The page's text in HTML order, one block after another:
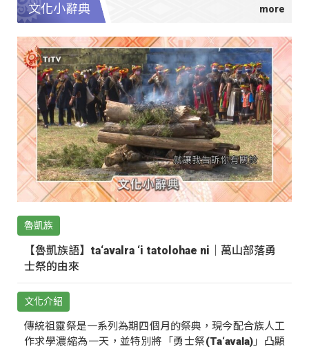
文化小辭典
魯凱族
【魯凱族語】ta‘avalra ‘i tatolohae ni｜萬山部落勇
士祭的由來
文化介紹
傳統祖靈祭是一系列為期四個月的祭典，現今配合族人工
作求學濃縮為一天，並特別將「勇士祭(Ta‘avala)」凸顯